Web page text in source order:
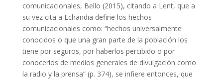
comunicacionales, Bello (2015), citando a Lent, que a
su vez cita a Echandia define los hechos
comunicacionales como: “hechos universalmente
conocidos o que una gran parte de la población los
tiene por seguros, por haberlos percibido o por
conocerlos de medios generales de divulgación como
la radio y la prensa” (p. 374), se infiere entonces, que